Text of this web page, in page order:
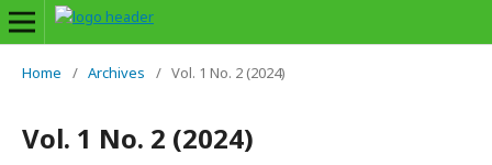
Home / Archives / Vol. 1 No. 2 (2024)
Vol. 1 No. 2 (2024)